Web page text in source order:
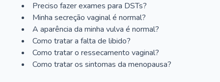
Preciso fazer exames para DSTs?
Minha secreção vaginal é normal?
A aparência da minha vulva é normal?
Como tratar a falta de libido?
Como tratar o ressecamento vaginal?
Como tratar os sintomas da menopausa?